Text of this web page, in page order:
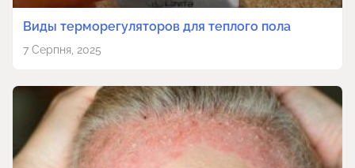
Виды терморегуляторов для теплого пола
7 Серпня, 2025